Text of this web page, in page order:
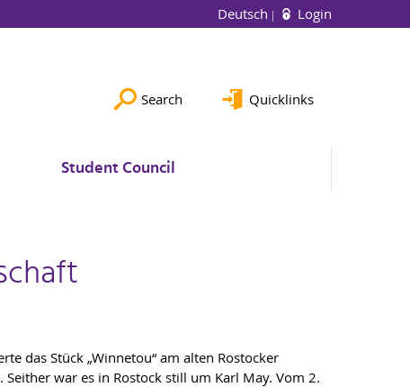
Deutsch Login
Search Quicklinks
Student Council
das Stück „Winnetou“ am alten Rostocker
Seither war es in Rostock still um Karl May. Vom 2.